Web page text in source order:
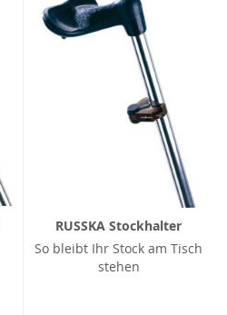
RUSSKA Stockhalter
So bleibt Ihr Stock am Tisch
stehen